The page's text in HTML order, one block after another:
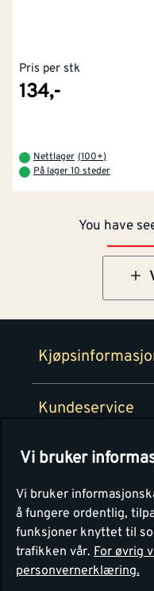
Pris per stk
134,-
Nettlager (100+)
På lager 10 steder
You have
Betaling
Retur- og
Kundeservice
Medlemsavtaler
Montér
Om Montér
Personvern
Vi bruker
Vi bruker
å fungere ordentlig,
funksjoner knyttet til
trafikken vår. For øvrig
personvernerklæring.